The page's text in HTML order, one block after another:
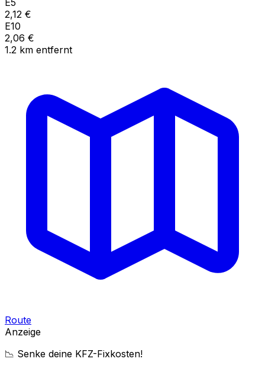
2,12 €
E10
2,06 €
1.2 km entfernt
Route
Anzeige
📉 Senke deine KFZ-Fixkosten!